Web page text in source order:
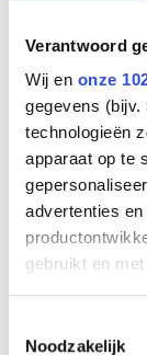
Verantwoord
Wij en onze
gegevens (bijv.
technologieën
apparaat op te
advertenties
gebruikt en
Noodzakelijk
Calle Sardana I
Gaston Bertrand